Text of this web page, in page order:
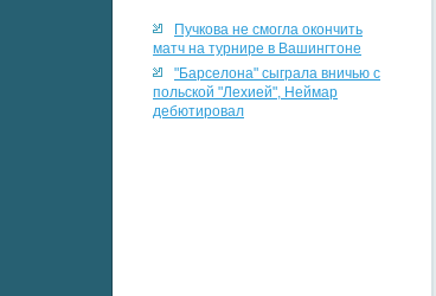
Пучкова не смогла окончить
матч на турнире в Вашингтоне
"Барселона" сыграла вничью с
польской "Лехией", Неймар
дебютировал